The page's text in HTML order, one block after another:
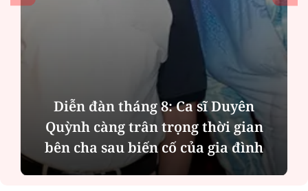
Phân tích tính 2 mặt của thương
MBBank "rót" hơn 8.800 tỷ đồng
Phát Đạt